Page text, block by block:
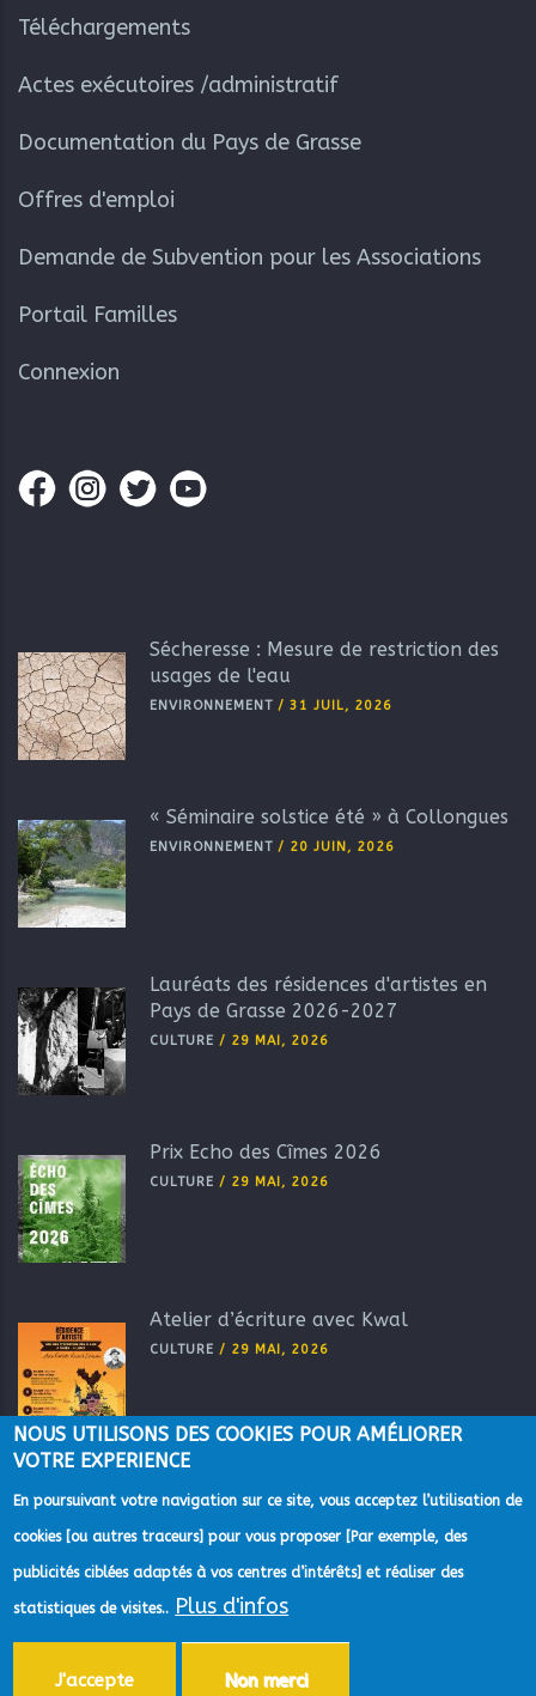
Téléchargements
Actes exécutoires /administratif
Documentation du Pays de Grasse
Offres d'emploi
Demande de Subvention pour les Associations
Portail Familles
Connexion
Sécheresse : Mesure de restriction des
usages de l'eau
ENVIRONNEMENT / 31 JUIL, 2026
« Séminaire solstice été » à Collongues
ENVIRONNEMENT / 20 JUIN, 2026
Lauréats des résidences d'artistes en
Pays de Grasse 2026-2027
CULTURE / 29 MAI, 2026
Prix Echo des Cîmes 2026
CULTURE / 29 MAI, 2026
Atelier d’écriture avec Kwal
CULTURE / 29 MAI, 2026
©2022 Direction de la Communication de la Communauté
d'Agglomération du Pays de Grasse -Mentions Légales
données personnelles
Accessibilité Plan du site
NOUS UTILISONS DES COOKIES POUR AMÉLIORER
VOTRE EXPERIENCE
En poursuivant votre navigation sur ce site, vous acceptez l’utilisation de
cookies [ou autres traceurs] pour vous proposer [Par exemple, des
publicités ciblées adaptés à vos centres d’intérêts] et réaliser des
statistiques de visites.. Plus d'infos
J'accepte Non merci